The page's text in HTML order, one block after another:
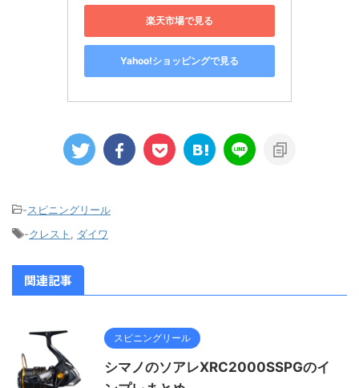
楽天市場で見る
Yahoo!ショッピングで見る
-スピニングリール
-クレスト ダイワ
関連記事
スピニングリール
シマノのソアレXRC2000SSPGのイ